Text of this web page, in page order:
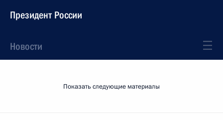
Президент России
Новости
Показать следующие материалы